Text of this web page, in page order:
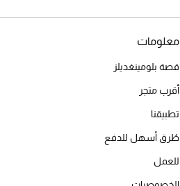
معلومات
قصة بلومينغديلز
أقرب متجر
تطبيقنا
طُرق أسهل للدفع
للعمل